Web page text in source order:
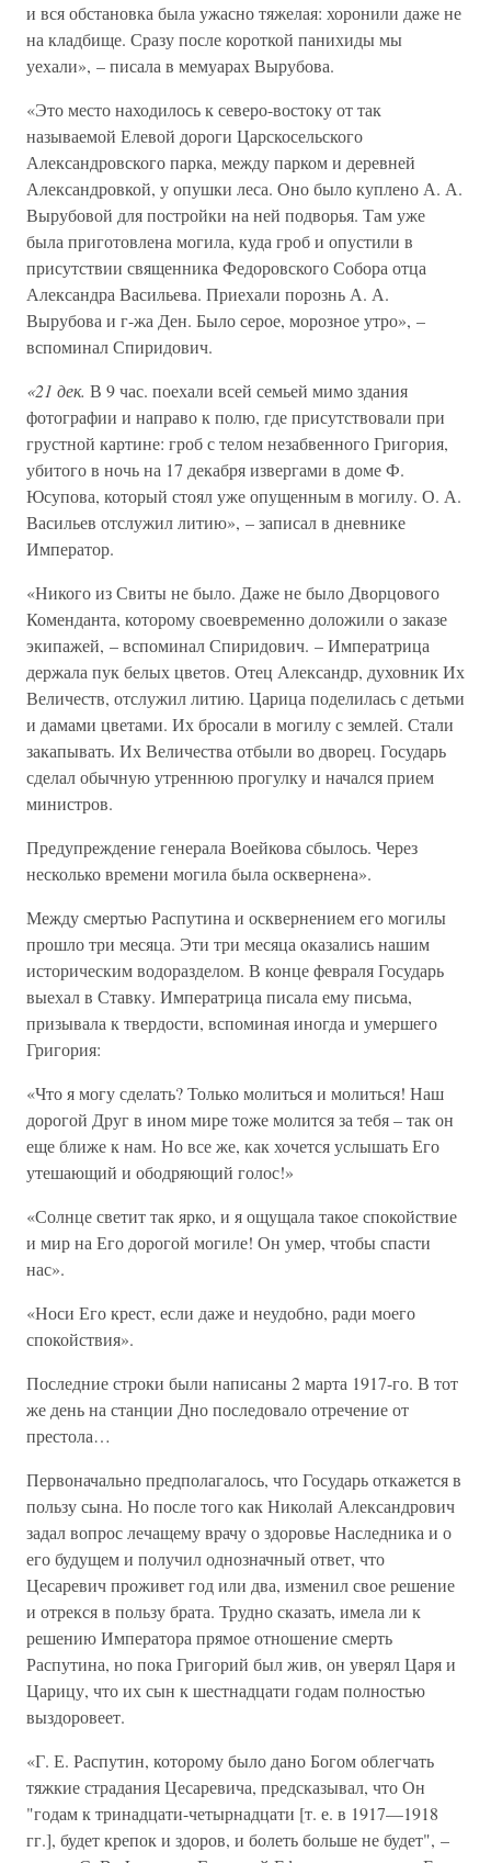
и вся обстановка была ужасно тяжелая: хоронили даже не
на кладбище. Сразу после короткой панихиды мы
уехали», – писала в мемуарах Вырубова.
«Это место находилось к северо-востоку от так
называемой Елевой дороги Царскосельского
Александровского парка, между парком и деревней
Александровкой, у опушки леса. Оно было куплено А. А.
Вырубовой для постройки на ней подворья. Там уже
была приготовлена могила, куда гроб и опустили в
присутствии священника Федоровского Собора отца
Александра Васильева. Приехали порознь А. А.
Вырубова и г-жа Ден. Было серое, морозное утро», –
вспоминал Спиридович.
«21 дек. В 9 час. поехали всей семьей мимо здания
фотографии и направо к полю, где присутствовали при
грустной картине: гроб с телом незабвенного Григория,
убитого в ночь на 17 декабря извергами в доме Ф.
Юсупова, который стоял уже опущенным в могилу. О. А.
Васильев отслужил литию», – записал в дневнике
Император.
«Никого из Свиты не было. Даже не было Дворцового
Коменданта, которому своевременно доложили о заказе
экипажей, – вспоминал Спиридович. – Императрица
держала пук белых цветов. Отец Александр, духовник Их
Величеств, отслужил литию. Царица поделилась с детьми
и дамами цветами. Их бросали в могилу с землей. Стали
закапывать. Их Величества отбыли во дворец. Государь
сделал обычную утреннюю прогулку и начался прием
министров.
Предупреждение генерала Воейкова сбылось. Через
несколько времени могила была осквернена».
Между смертью Распутина и осквернением его могилы
прошло три месяца. Эти три месяца оказались нашим
историческим водоразделом. В конце февраля Государь
выехал в Ставку. Императрица писала ему письма,
призывала к твердости, вспоминая иногда и умершего
Григория:
«Что я могу сделать? Только молиться и молиться! Наш
дорогой Друг в ином мире тоже молится за тебя – так он
еще ближе к нам. Но все же, как хочется услышать Его
утешающий и ободряющий голос!»
«Солнце светит так ярко, и я ощущала такое спокойствие
и мир на Его дорогой могиле! Он умер, чтобы спасти
нас».
«Носи Его крест, если даже и неудобно, ради моего
спокойствия».
Последние строки были написаны 2 марта 1917-го. В тот
же день на станции Дно последовало отречение от
престола…
Первоначально предполагалось, что Государь откажется в
пользу сына. Но после того как Николай Александрович
задал вопрос лечащему врачу о здоровье Наследника и о
его будущем и получил однозначный ответ, что
Цесаревич проживет год или два, изменил свое решение
и отрекся в пользу брата. Трудно сказать, имела ли к
решению Императора прямое отношение смерть
Распутина, но пока Григорий был жив, он уверял Царя и
Царицу, что их сын к шестнадцати годам полностью
выздоровеет.
«Г. Е. Распутин, которому было дано Богом облегчать
тяжкие страдания Цесаревича, предсказывал, что Он
"годам к тринадцати-четырнадцати [т. е. в 1917—1918
гг.], будет крепок и здоров, и болеть больше не будет", –